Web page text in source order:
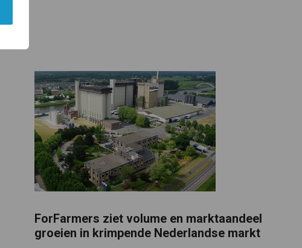
ForFarmers ziet volume en marktaandeel
groeien in krimpende Nederlandse markt